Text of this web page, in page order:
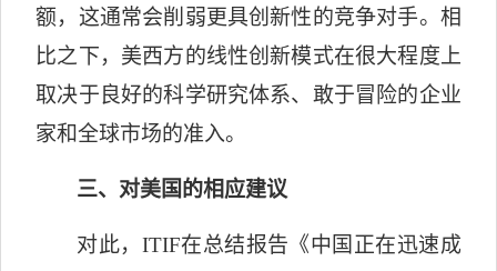
额，这通常会削弱更具创新性的竞争对手。相
比之下，美西方的线性创新模式在很大程度上
取决于良好的科学研究体系、敢于冒险的企业
家和全球市场的准入。
三、对美国的相应建议
对此， ITIF在总结报告《中国正在迅速成